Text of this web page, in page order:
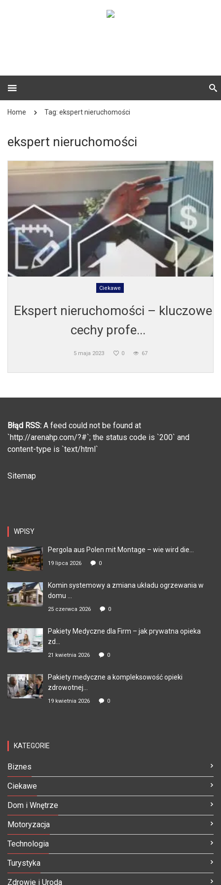
Home Tag: ekspert nieruchomości
ekspert nieruchomości
Ciekawe
Ekspert nieruchomości – kluczowe
cechy profe...
5 maja 2023 0 67
Błąd RSS: A feed could not be found at
`http://arenahp.com/?#`; the status code is `200` and
content-type is `text/html`
Sitemap
WPISY
Pergola aus Polen mit Montage – wie wird die...
19 lipca 2026 0
Komin systemowy a zmiana układu ogrzewania w
domu ...
25 czerwca 2026 0
Pakiety Medyczne dla Firm – jak prywatna opieka
zd...
21 kwietnia 2026 0
Pakiety medyczne a kompleksowość opieki
zdrowotnej...
19 kwietnia 2026 0
KATEGORIE
Biznes
Ciekawe
Dom i Wnętrze
Motoryzacja
Technologia
Turystyka
Zdrowie i Uroda